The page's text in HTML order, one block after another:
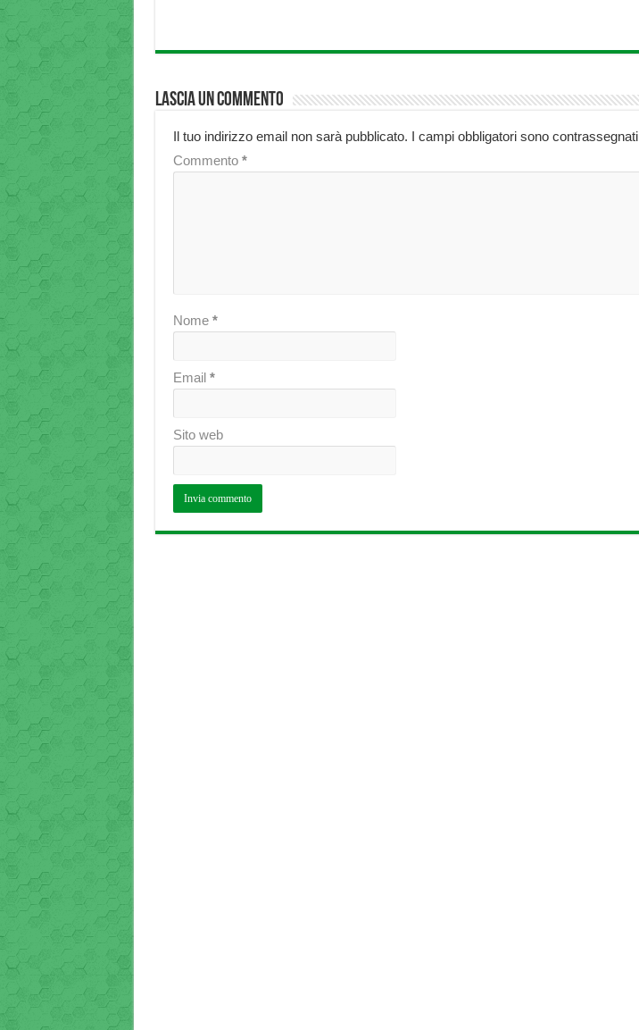
Lascia un commento
Il tuo indirizzo email non sarà pubblicato. I campi obbligatori sono contrassegnati
Commento *
Nome *
Email *
Sito web